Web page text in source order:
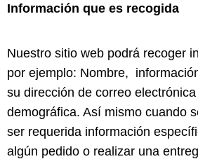
Información que es recogida
Nuestro sitio web podrá recoger
por ejemplo: Nombre,
su dirección de correo
demográfica. Así mismo cuando
ser requerida información
algún pedido o realizar una